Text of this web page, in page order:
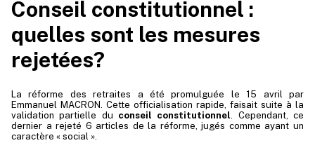
Conseil constitutionnel :
quelles sont les mesures
rejetées?
La réforme des retraites a été promulguée le 15 avril par
Emmanuel MACRON. Cette officialisation rapide, faisait suite à la
validation partielle du conseil constitutionnel. Cependant, ce
dernier a rejeté 6 articles de la réforme, jugés comme ayant un
caractère « social ».